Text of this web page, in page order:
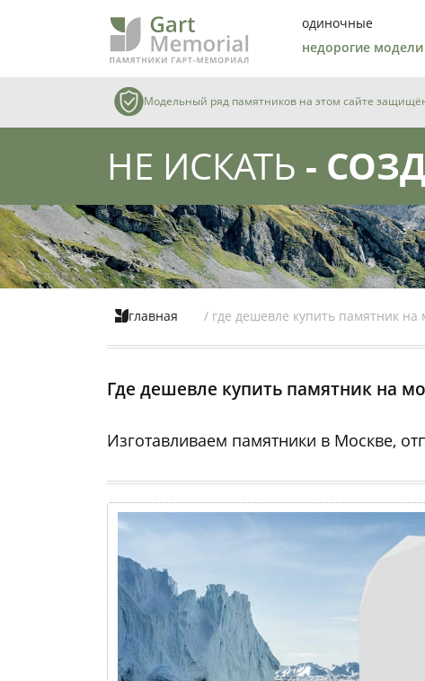
одиночные
недорогие модели
Модельный ряд памятников на этом сайте
НЕ ИСКАТЬ -
главная / где дешевле купить памятник на
Где дешевле купить памятник на
Изготавливаем памятники в Москве,